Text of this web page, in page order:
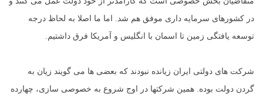
در کشورهای سرمایه داری موفق هم شد. اما ما اصلا به لحاظ درجه
توسعه یافتگی زمین تا اسمان با انگلیس و آمریکا فرق داشتیم.
شرکت های دولتی ایران زیانده نبودند که بعضی ها می گویند زیان به
گردن دولت بوده. همین شرکتها در اوج شروع به خصوصی سازی، چهارده